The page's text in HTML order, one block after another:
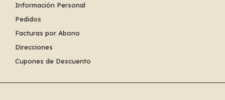
Información Personal
Pedidos
Facturas por Abono
Direcciones
Cupones de Descuento